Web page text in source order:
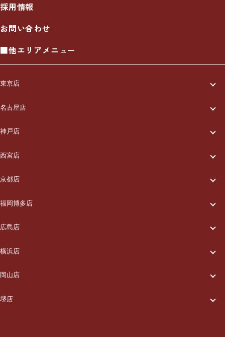
採用情報
お問い合わせ
■他エリアメニュー
東京店
一休について
ご利用の流れ
メニュー/料金
出張エリア
ブログ
お知らせ
採用情報
お問い合わせ
名古屋店
一休について
ご利用の流れ
メニュー/料金
出張エリア
ブログ
お知らせ
採用情報
お問い合わせ
神戸店
一休について
ご利用の流れ
メニュー/料金
出張エリア
ブログ
お知らせ
採用情報
西宮店
一休について
ご利用の流れ
メニュー/料金
出張エリア
ブログ
お知らせ
京都店
一休について
ご利用の流れ
メニュー/料金
出張エリア
ブログ
福岡博多店
一休について
ご利用の流れ
メニュー/料金
出張エリア
広島店
一休について
ご利用の流れ
メニュー/料金
横浜店
一休について
ご利用の流れ
岡山店
一休について
堺店